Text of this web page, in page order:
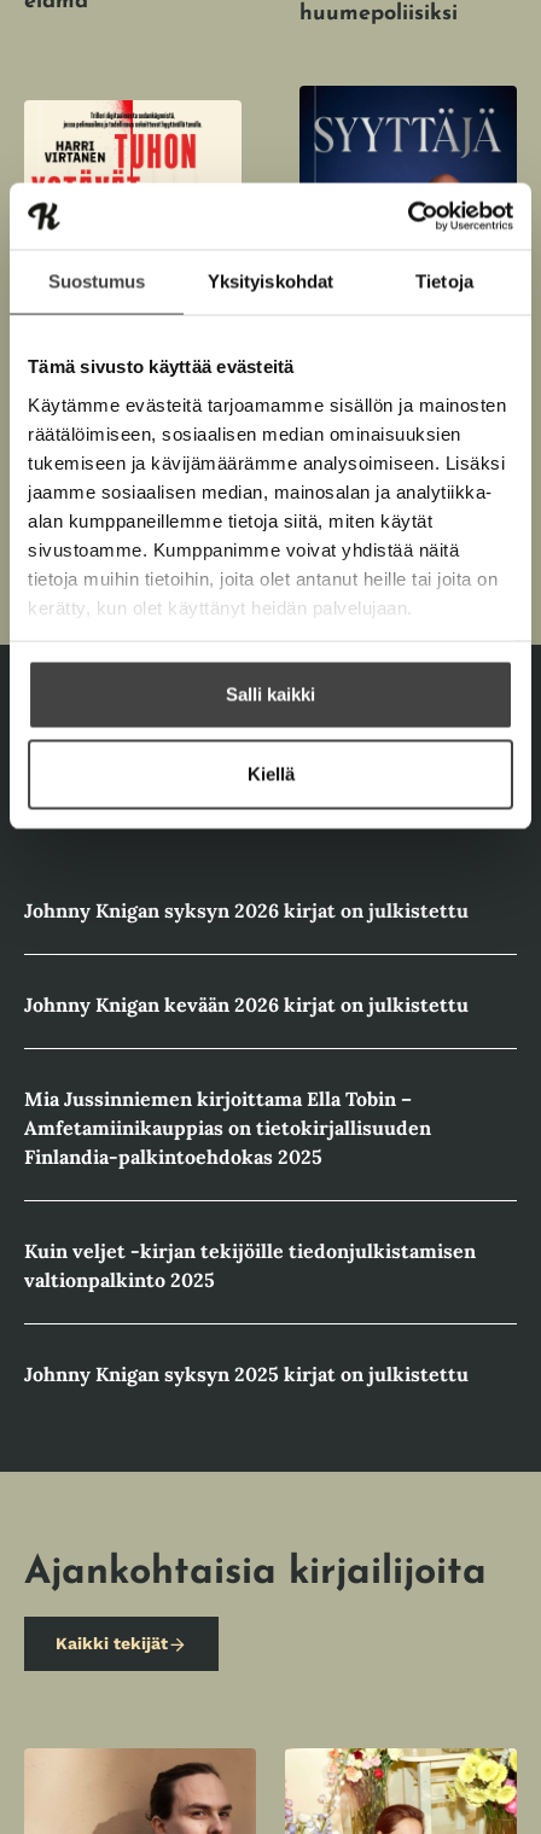
Suostumus Yksityiskohdat Tietoja
Tämä sivusto käyttää evästeitä
Käytämme evästeitä tarjoamamme sisällön ja mainosten
räätälöimiseen, sosiaalisen median ominaisuuksien
tukemiseen ja kävijämäärämme analysoimiseen. Lisäksi
jaamme sosiaalisen median, mainosalan ja analytiikka-
alan kumppaneillemme tietoja siitä, miten käytät
sivustoamme. Kumppanimme voivat yhdistää näitä
tietoja muihin tietoihin, joita olet antanut heille tai joita on
kerätty, kun olet käyttänyt heidän palvelujaan.
Salli kaikki
Kiellä
huumepoliisiksi
Harri Virtanen
Tuhon ystävät
Perttu Könönen, Janne
Huuskonen
Syyttäjä II
Ajankohtaista
Johnny Knigan syksyn 2026 kirjat on julkistettu
Johnny Knigan kevään 2026 kirjat on julkistettu
Mia Jussinniemen kirjoittama Ella Tobin –
Amfetamiinikauppias on tietokirjallisuuden
Finlandia-palkintoehdokas 2025
Kuin veljet -kirjan tekijöille tiedonjulkistamisen
valtionpalkinto 2025
Johnny Knigan syksyn 2025 kirjat on julkistettu
Ajankohtaisia kirjailijoita
Kaikki tekijät